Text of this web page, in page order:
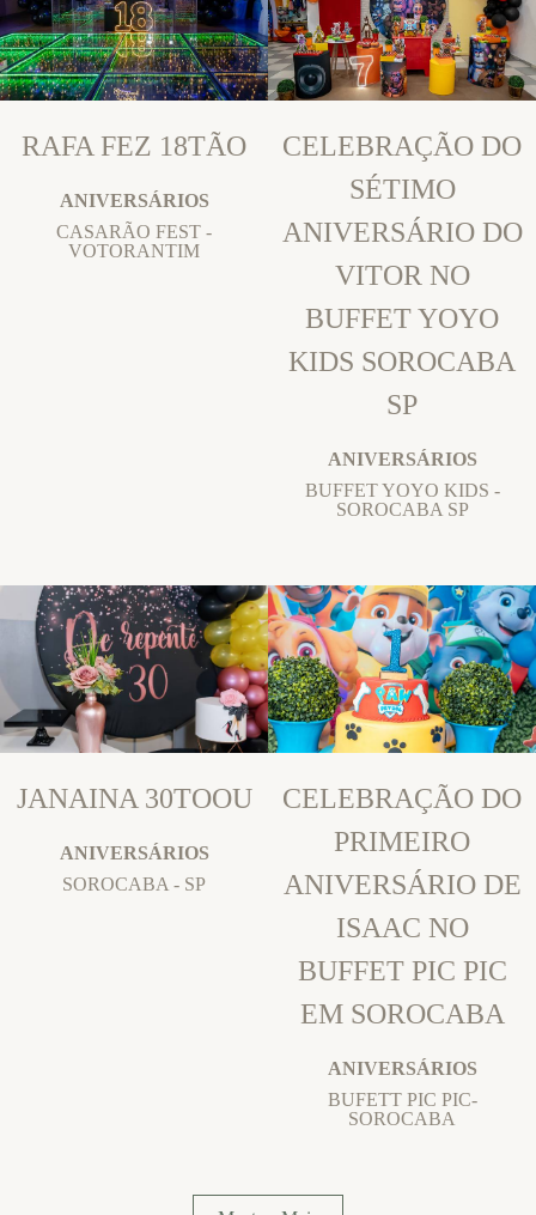
RAFA FEZ 18TÃO
ANIVERSÁRIOS
CASARÃO FEST -
VOTORANTIM
CELEBRAÇÃO DO
SÉTIMO
ANIVERSÁRIO DO
VITOR NO
BUFFET YOYO
KIDS SOROCABA
SP
ANIVERSÁRIOS
BUFFET YOYO KIDS -
SOROCABA SP
JANAINA 30TOOU
ANIVERSÁRIOS
SOROCABA - SP
CELEBRAÇÃO DO
PRIMEIRO
ANIVERSÁRIO DE
ISAAC NO
BUFFET PIC PIC
EM SOROCABA
ANIVERSÁRIOS
BUFETT PIC PIC-
SOROCABA